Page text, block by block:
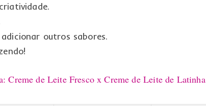
outros sabores.
Creme de Leite Fresco x Creme de Leite de Latinha